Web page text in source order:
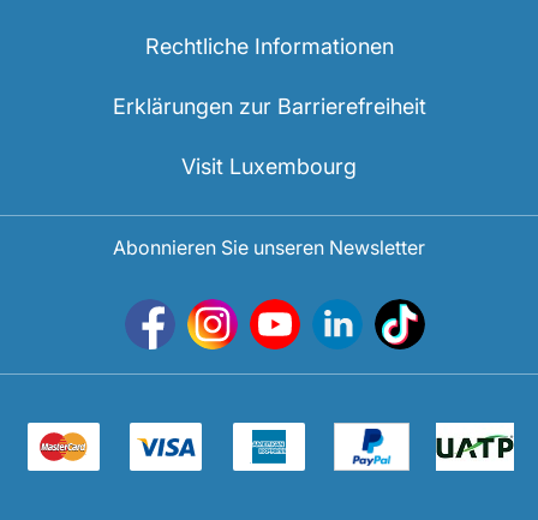
Rechtliche Informationen
Erklärungen zur Barrierefreiheit
Visit Luxembourg
Abonnieren Sie unseren Newsletter